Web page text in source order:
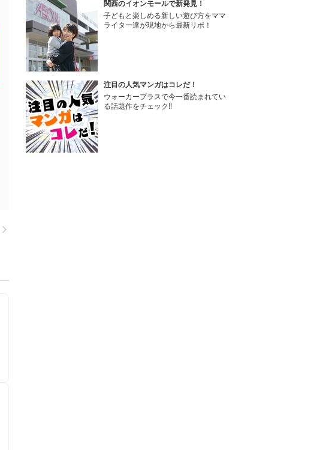
関西のイオンモールで新発見！
子どもと楽しめる新しい遊び方をママ
ライター達が現地から最新リポ！
注目の人気マンガはコレだ！
ウォーカープラスで今一番読まれてい
る話題作をチェック!!